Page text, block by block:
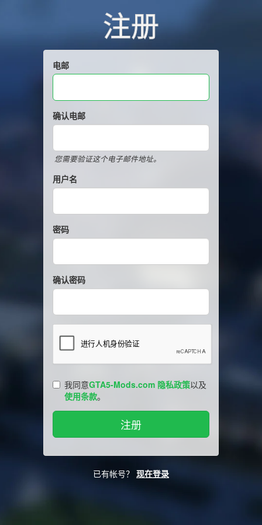
注册
电邮
确认电邮
您需要验证这个电子邮件地址。
用户名
密码
确认密码
我同意GTA5-Mods.com 隐私政策以及
使用条款。
已有帐号？ 现在登录